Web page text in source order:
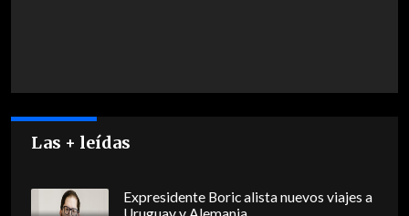
Las + leídas
Expresidente Boric alista nuevos viajes a